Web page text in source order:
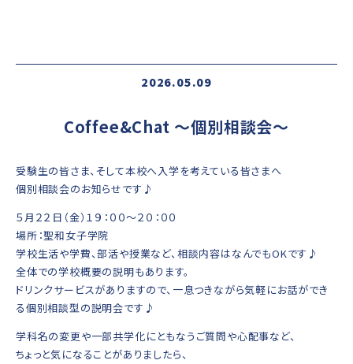
2026.05.09
Coffee&Chat ～個別相談会～
受験生の皆さま、そして本校へ入学を考えている皆さまへ
個別相談会のお知らせです♪
５月２２日（金）１９：００～２０：００
場所：聖和女子学院
学校生活や学費、部活や授業など、相談内容はなんでもOKです♪
全体での学校概要の説明もあります。
ドリンクサービスがありますので、一息つきながら気軽にお話ができ
る個別相談型の説明会です♪
学科名の変更や一部共学化にともなうご質問や心配事など、
ちょっと気になることがありましたら、